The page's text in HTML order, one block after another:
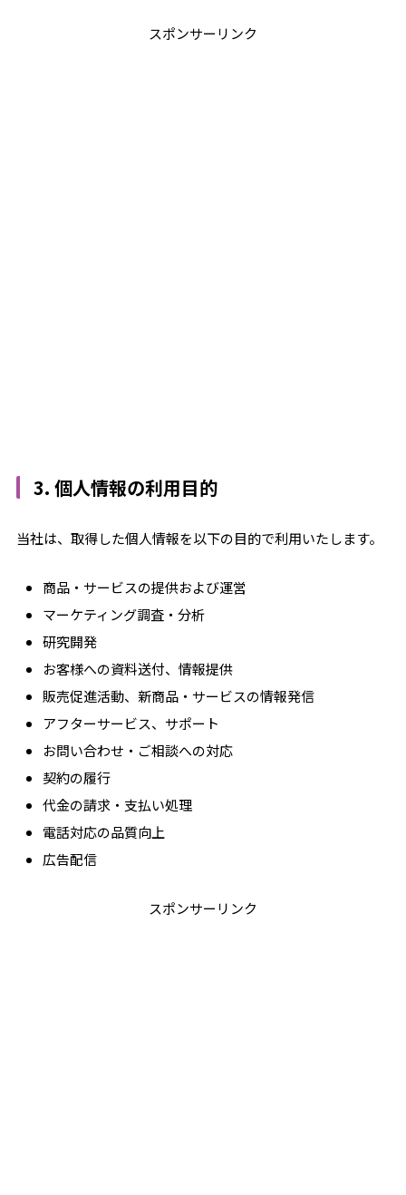
スポンサーリンク
3. 個人情報の利用目的
当社は、取得した個人情報を以下の目的で利用いたします。
商品・サービスの提供および運営
マーケティング調査・分析
研究開発
お客様への資料送付、情報提供
販売促進活動、新商品・サービスの情報発信
アフターサービス、サポート
お問い合わせ・ご相談への対応
契約の履行
代金の請求・支払い処理
電話対応の品質向上
広告配信
スポンサーリンク